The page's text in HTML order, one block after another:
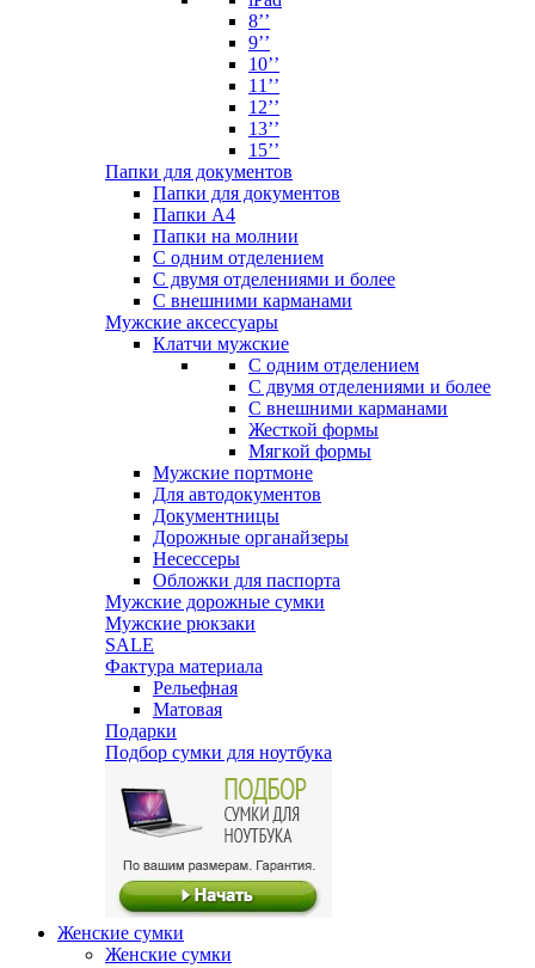
8’’
9’’
10’’
11’’
12’’
13’’
15’’
Папки для документов
Папки для документов
Папки А4
Папки на молнии
С одним отделением
С двумя отделениями и более
С внешними карманами
Мужские аксессуары
Клатчи мужские
С одним отделением
С двумя отделениями и более
С внешними карманами
Жесткой формы
Мягкой формы
Мужские портмоне
Для автодокументов
Документницы
Дорожные органайзеры
Несессеры
Обложки для паспорта
Мужские дорожные сумки
Мужские рюкзаки
SALE
Фактура материала
Рельефная
Матовая
Подарки
Подбор сумки для ноутбука
Женские сумки
Женские сумки